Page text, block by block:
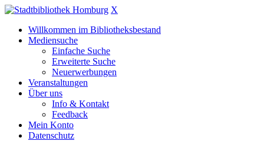
X
Willkommen im Bibliotheksbestand
Mediensuche
Einfache Suche
Erweiterte Suche
Neuerwerbungen
Veranstaltungen
Über uns
Info & Kontakt
Feedback
Mein Konto
Datenschutz